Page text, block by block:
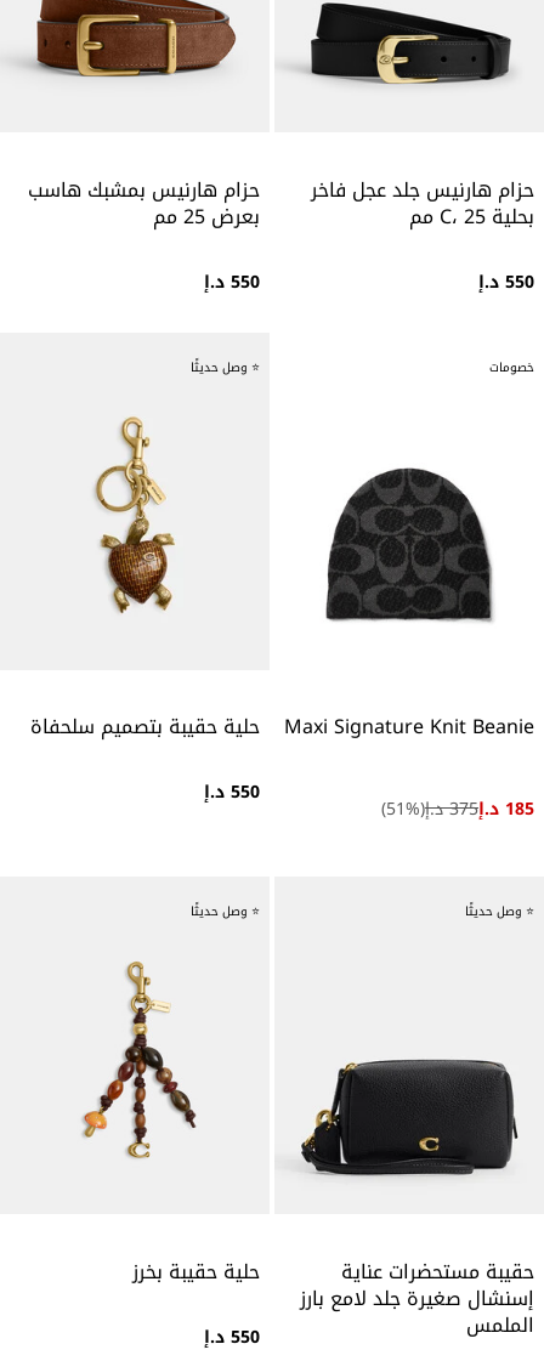
حزام هارنيس جلد عجل فاخر
بحلية C، 25 مم
550 د.إ
حزام هارنيس بمشبك هاسب
بعرض 25 مم
550 د.إ
خصومات
Maxi Signature Knit Beanie
185 د.إ 375 د.إ (
51%)
⭐ وصل حديثًا
حلية حقيبة بتصميم سلحفاة
550 د.إ
⭐ وصل حديثًا
حقيبة مستحضرات عناية
إسنشال صغيرة جلد لامع بارز
الملمس
⭐ وصل حديثًا
حلية حقيبة بخرز
550 د.إ